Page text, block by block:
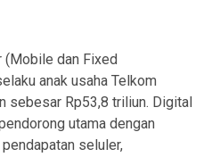
(Mobile dan Fixed
anak usaha Telkom
sebesar Rp53,8 triliun. Digital
utama dengan
seluler,